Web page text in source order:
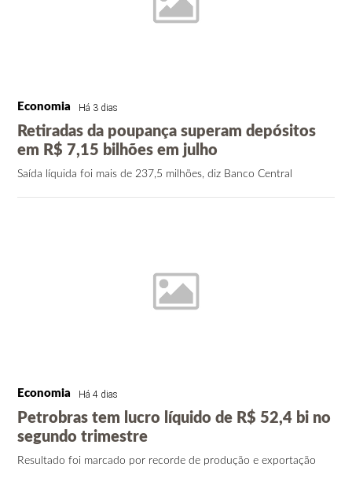
Economia Há 3 dias
Retiradas da poupança superam depósitos
em R$ 7,15 bilhões em julho
Saída líquida foi mais de 237,5 milhões, diz Banco Central
Economia Há 4 dias
Petrobras tem lucro líquido de R$ 52,4 bi no
segundo trimestre
Resultado foi marcado por recorde de produção e exportação